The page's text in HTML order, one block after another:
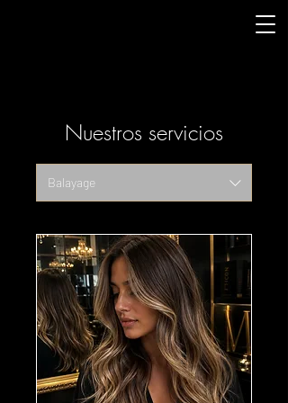
Nuestros servicios
Balayage